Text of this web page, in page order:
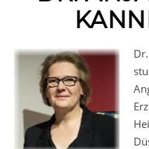
Dr. Anja Kircher-Kannemann